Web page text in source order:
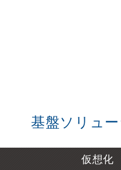
基盤ソリュ
仮想化